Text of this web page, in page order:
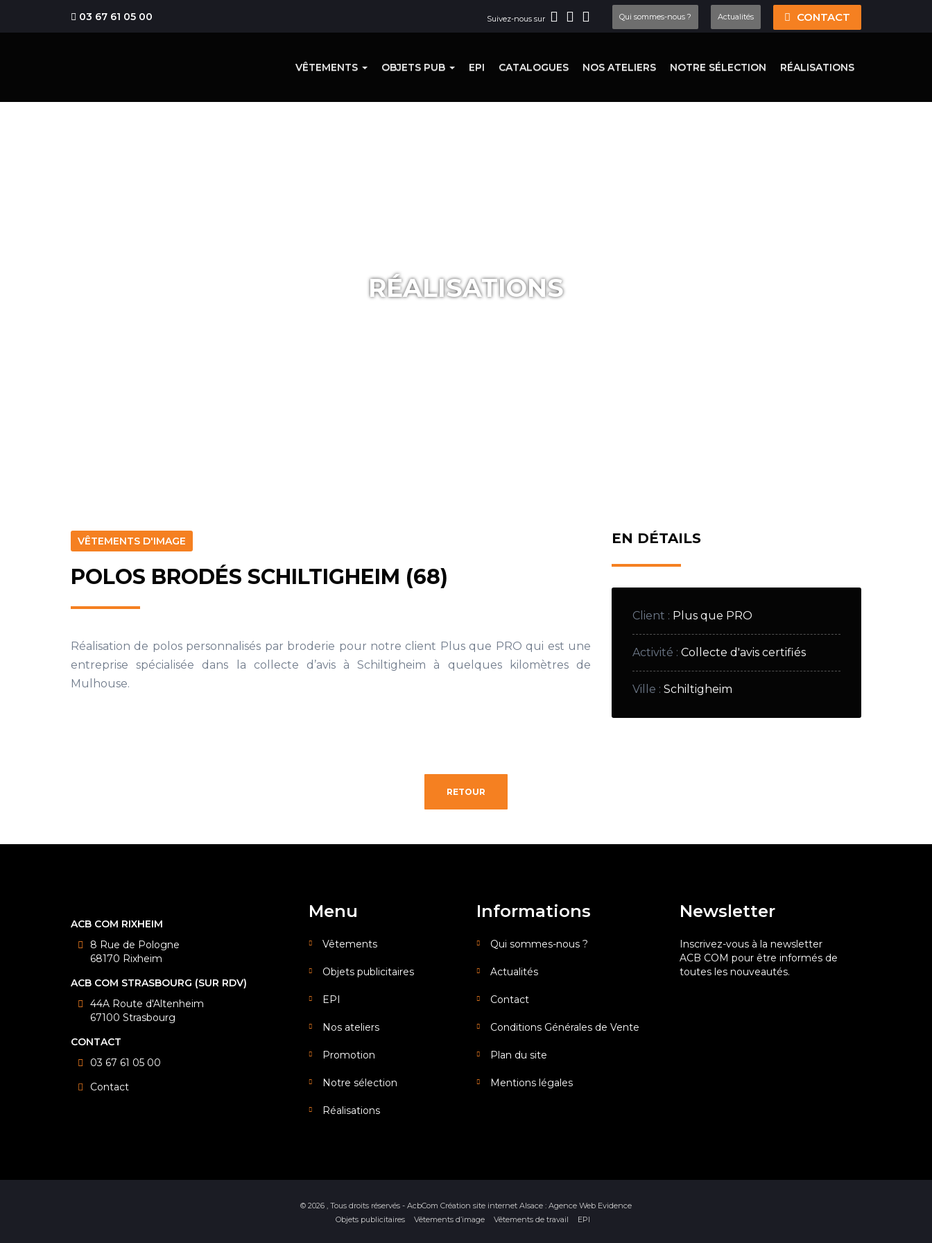
03 67 61 05 00 Suivez-nous sur Qui sommes-nous ? Actualités CONTACT
VÊTEMENTS OBJETS PUB EPI CATALOGUES NOS ATELIERS NOTRE SÉLECTION RÉALISATIONS
RÉALISATIONS
VÊTEMENTS D'IMAGE
POLOS BRODÉS SCHILTIGHEIM (68)
Réalisation de polos personnalisés par broderie pour notre client Plus que PRO qui est une
entreprise spécialisée dans la collecte d’avis à Schiltigheim à quelques kilomètres de
Mulhouse.
EN DÉTAILS
Client : Plus que PRO
Activité : Collecte d'avis certifiés
Ville : Schiltigheim
RETOUR
ACB COM RIXHEIM
8 Rue de Pologne
68170 Rixheim
ACB COM STRASBOURG (SUR RDV)
44A Route d'Altenheim
67100 Strasbourg
CONTACT
03 67 61 05 00
Contact
Menu
Vêtements
Objets publicitaires
EPI
Nos ateliers
Promotion
Notre sélection
Réalisations
Informations
Qui sommes-nous ?
Actualités
Contact
Conditions Générales de Vente
Plan du site
Mentions légales
Newsletter
Inscrivez-vous à la newsletter
ACB COM pour être informés de
toutes les nouveautés.
© 2026 , Tous droits réservés - AcbCom Création site internet Alsace : Agence Web Evidence
Objets publicitaires
Vêtements d’image Vêtements de travail EPI